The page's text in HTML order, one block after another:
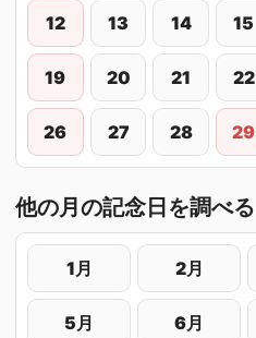
12 13 14 15
19 20 21 22
26 27 28 29
他の月の記念日を調べる
1月 2月
5月 6月